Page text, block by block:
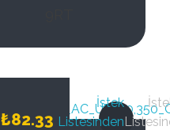
₺82.33
İstek
Listesinden